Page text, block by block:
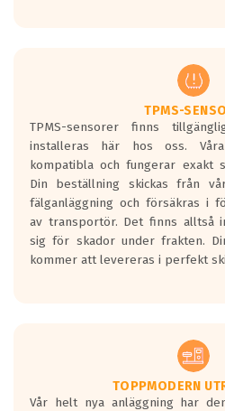
regelverket som introduceras år
Ett däck med två svarta vågor är
godkända för år 2016 nya
Ett däck med en svart våg
minst tre decibel tystare än det
regelverk som börjar gälla 2016.
TPMS-
TPMS-sensorer finns
installeras här hos oss.
kompatibla och fungerar exakt
Din beställning skickas från
fälganläggning och försäkras i
av transportör. Det finns alltså
sig för skador under frakten.
kommer att levereras i perfekt
TOPPMODERN
Vår helt nya anläggning har